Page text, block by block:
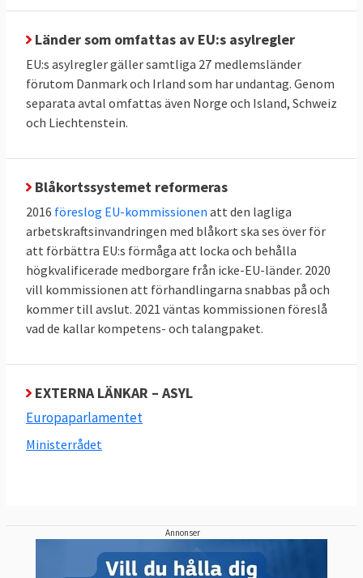
Den sökande utgör en risk för allmän
ordning och nationell säkerhet
Den sökande har lämnat falsk
information eller dokument
Den sökande kommer från ett land där
barn under tolv år undantas från
gränsförfarandena. Även om det finns
medicinska eller behov av särskilt stöd ska
undantag göras från dessa förfaranden.
Deras ansökningar behandlas i ett så kallat
normalförfarande.
Om tolvveckorsgränsen överskrids ska den
sökande få resa in på medlemslandets
territorium.
Nya regler för var asylansökan ska prövas
ska lämnas in, i de flesta fall i det första EU-
landet som migranten kommer till. Men
eftersom reglerna i många fall inte har följts
Länder som omfattas av EU:s asylregler
EU:s asylregler gäller samtliga 27 medlemsländer
förutom Danmark och Irland som har undantag. Genom
separata avtal omfattas även Norge och Island, Schweiz
och Liechtenstein.
Blåkortssystemet reformeras
2016 föreslog EU-kommissionen att den lagliga
arbetskraftsinvandringen med blåkort ska ses över för
att förbättra EU:s förmåga att locka och behålla
högkvalificerade medborgare från icke-EU-länder. 2020
vill kommissionen att förhandlingarna snabbas på och
kommer till avslut. 2021 väntas kommissionen föreslå
vad de kallar kompetens- och talangpaket.
EXTERNA LÄNKAR – ASYL
Europaparlamentet
Ministerrådet
Annonser